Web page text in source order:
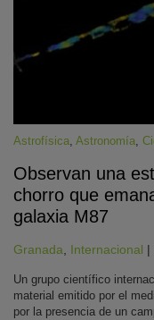
Astrofísica, Astronomía,
Observan una
chorro que
galaxia M87
Granada Internacional |
Un grupo científico
material emitido por el
por la presencia de un